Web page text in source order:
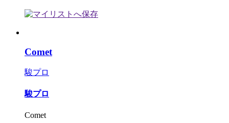
Comet
駿プロ
駿プロ
Comet